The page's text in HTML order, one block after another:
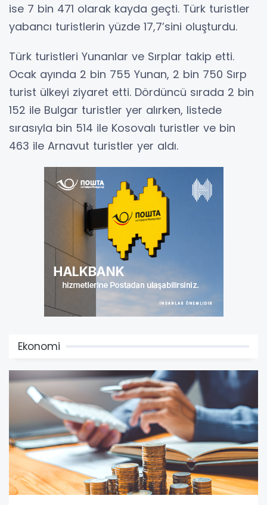
ise 7 bin 471 olarak kayda geçti. Türk turistler
yabancı turistlerin yüzde 17,7’sini oluşturdu.
Türk turistleri Yunanlar ve Sırplar takip etti.
Ocak ayında 2 bin 755 Yunan, 2 bin 750 Sırp
turist ülkeyi ziyaret etti. Dördüncü sırada 2 bin
152 ile Bulgar turistler yer alırken, listede
sırasıyla bin 514 ile Kosovalı turistler ve bin
463 ile Arnavut turistler yer aldı.
Ekonomi